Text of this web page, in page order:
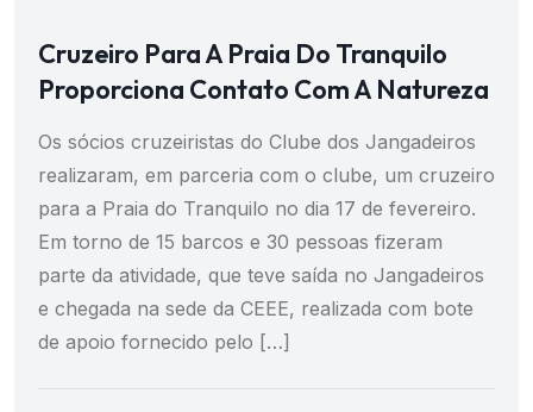
Cruzeiro Para A Praia Do Tranquilo
Proporciona Contato Com A Natureza
Os sócios cruzeiristas do Clube dos Jangadeiros
realizaram, em parceria com o clube, um cruzeiro
para a Praia do Tranquilo no dia 17 de fevereiro.
Em torno de 15 barcos e 30 pessoas fizeram
parte da atividade, que teve saída no Jangadeiros
e chegada na sede da CEEE, realizada com bote
de apoio fornecido pelo […]